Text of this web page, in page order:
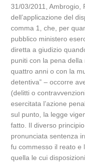
31/03/2011, Ambrogio,
dell’applicazione del
comma 1, che, per
pubblico ministero
diretta a giudizio
puniti con la pena
quattro anni o con la
detentiva” – occorre
(delitti o
esercitata l’azione
sul punto, la legge
fatto. Il diverso
pronunciata sentenza
fu commesso il reato e
quella le cui